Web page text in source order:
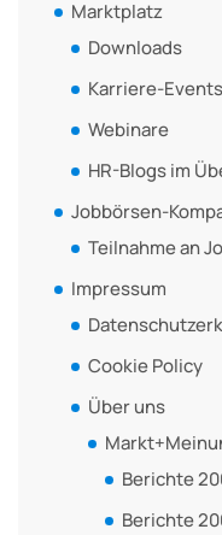
Marktplatz
Downloads
Karriere-Events
Webinare
HR-Blogs im
Jobbörsen-
Teilnahme an
Impressum
Cookie Policy
Über uns
Berichte
Berichte